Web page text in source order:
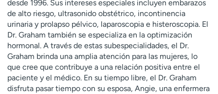
ú
d
a
m
e
a
e
n
desde 1996. Sus intereses especiales incluyen embarazos
de alto riesgo, ultrasonido obstétrico, incontinencia
urinaria y prolapso pélvico, laparoscopia e histeroscopia. El
Dr. Graham también se especializa en la optimización
hormonal. A través de estas subespecialidades, el Dr.
Graham brinda una amplia atención para las mujeres, lo
que cree que contribuye a una relación positiva entre el
paciente y el médico. En su tiempo libre, el Dr. Graham
disfruta pasar tiempo con su esposa, Angie, una enfermera